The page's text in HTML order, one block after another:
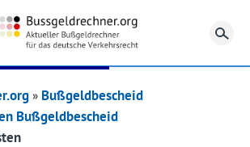
Bußgeldbescheid
Bußgeldbescheid